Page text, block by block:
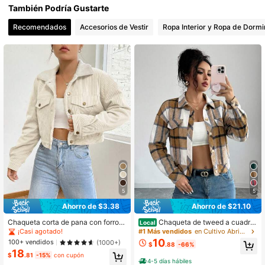
4.73
4.73 63K Seguidores
4.73 63K Seguidores
4.73 63K Seguidores
También Podría Gustarte
Recomendados Accesorios de Vestir Ropa Interior y Ropa de
5
Ahorro de $3.38
Chaqueta corta de pana con forro p
olar para mujer, casual con solapa y
botones, para otoño
¡Casi agotado!
100+ vendidos
(1000+)
$18.81 -15% con cupón
5
Ahorro de $21.10
Local Chaqueta de tweed a cuadro
s para mujer, abrigo informal de man
ga larga con solapa con muescas, b
otones delanteros y bolsillos falsos
#1 Más vendidos en Cultivo Abrigos de mujer
$10.88 -66%
4-5 días hábiles